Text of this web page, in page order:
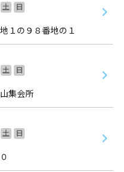
土
日
１の９８番地の１
土
日
集会所
土
日